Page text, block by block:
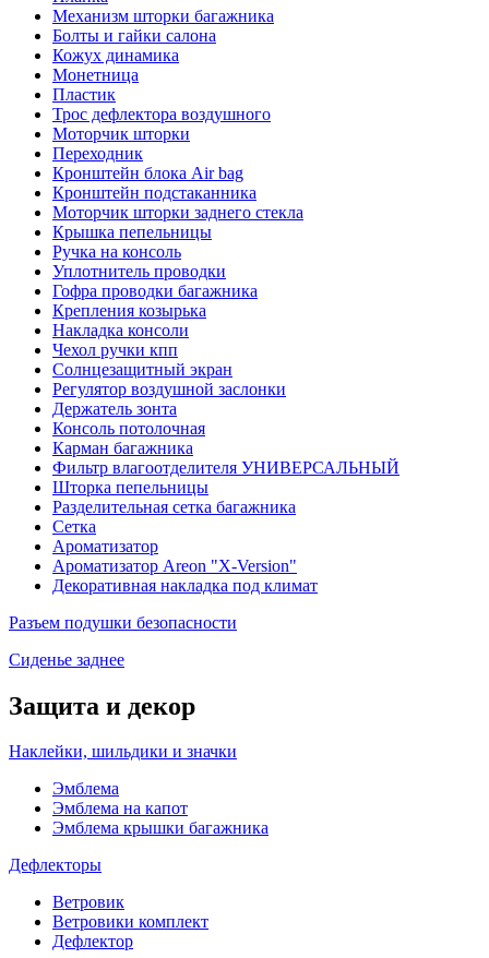
Механизм шторки багажника
Болты и гайки салона
Кожух динамика
Монетница
Пластик
Трос дефлектора воздушного
Моторчик шторки
Переходник
Кронштейн блока Air bag
Кронштейн подстаканника
Моторчик шторки заднего стекла
Крышка пепельницы
Ручка на консоль
Уплотнитель проводки
Гофра проводки багажника
Крепления козырька
Накладка консоли
Чехол ручки кпп
Солнцезащитный экран
Регулятор воздушной заслонки
Держатель зонта
Консоль потолочная
Карман багажника
Фильтр влагоотделителя УНИВЕРСАЛЬНЫЙ
Шторка пепельницы
Разделительная сетка багажника
Сетка
Ароматизатор
Ароматизатор Areon "X-Version"
Декоративная накладка под климат
Разъем подушки безопасности
Сиденье заднее
Защита и декор
Наклейки, шильдики и значки
Эмблема
Эмблема на капот
Эмблема крышки багажника
Дефлекторы
Ветровик
Ветровики комплект
Дефлектор